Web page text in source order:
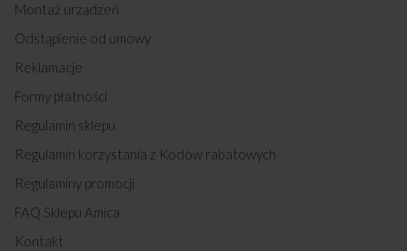
Montaż urządzeń
Odstąpienie od umowy
Reklamacje
Formy płatności
Regulamin sklepu
Regulamin korzystania z Kodów rabatowych
Regulaminy promocji
FAQ Sklepu Amica
Kontakt